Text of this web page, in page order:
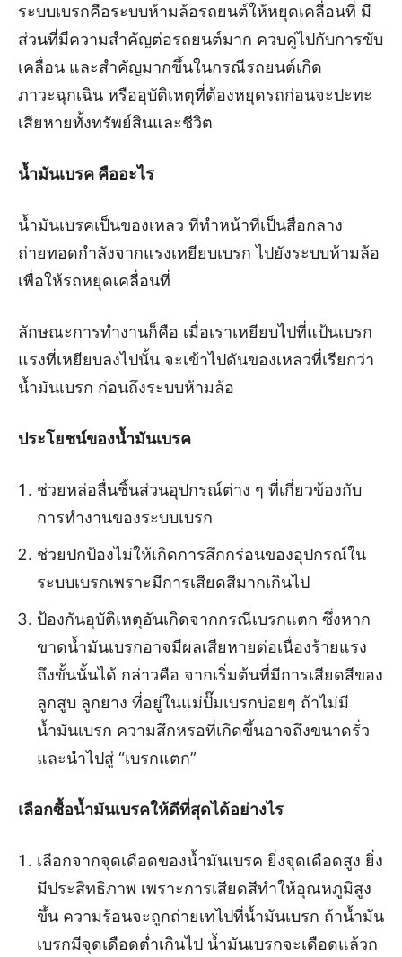
ระบบเบรกคือระบบห้ามล้อรถยนต์ให้หยุดเคลื่อนที่ มี
ส่วนที่มีความสำคัญต่อรถยนต์มาก ควบคู่ไปกับการขับ
เคลื่อน และสำคัญมากขึ้นในกรณีรถยนต์เกิด
ภาวะฉุกเฉิน หรืออุบัติเหตุที่ต้องหยุดรถก่อนจะปะทะ
เสียหายทั้งทรัพย์สินและชีวิต
น้ำมันเบรค คืออะไร
น้ำมันเบรคเป็นของเหลว ที่ทำหน้าที่เป็นสื่อกลาง
ถ่ายทอดกำลังจากแรงเหยียบเบรก ไปยังระบบห้ามล้อ
เพื่อให้รถหยุดเคลื่อนที่
ลักษณะการทำงานก็คือ เมื่อเราเหยียบไปที่แป้นเบรก
แรงที่เหยียบลงไปนั้น จะเข้าไปดันของเหลวที่เรียกว่า
น้ำมันเบรก ก่อนถึงระบบห้ามล้อ
ประโยชน์ของน้ำมันเบรค
ช่วยหล่อลื่นชิ้นส่วนอุปกรณ์ต่าง ๆ ที่เกี่ยวข้องกับ
การทำงานของระบบเบรก
ช่วยปกป้องไม่ให้เกิดการสึกกร่อนของอุปกรณ์ใน
ระบบเบรกเพราะมีการเสียดสีมากเกินไป
ป้องกันอุบัติเหตุอันเกิดจากกรณีเบรกแตก ซึ่งหาก
ขาดน้ำมันเบรกอาจมีผลเสียหายต่อเนื่องร้ายแรง
ถึงขั้นนั้นได้ กล่าวคือ จากเริ่มต้นที่มีการเสียดสีของ
ลูกสูบ ลูกยาง ที่อยู่ในแม่ปั๊มเบรกบ่อยๆ ถ้าไม่มี
น้ำมันเบรก ความสึกหรอที่เกิดขึ้นอาจถึงขนาดรั่ว
และนำไปสู่ “เบรกแตก”
เลือกซื้อน้ำมันเบรคให้ดีที่สุดได้อย่างไร
เลือกจากจุดเดือดของน้ำมันเบรค ยิ่งจุดเดือดสูง ยิ่ง
มีประสิทธิภาพ เพราะการเสียดสีทำให้อุณหภูมิสูง
ขึ้น ความร้อนจะถูกถ่ายเทไปที่น้ำมันเบรก ถ้าน้ำมัน
เบรกมีจุดเดือดต่ำเกินไป น้ำมันเบรกจะเดือดแล้วก